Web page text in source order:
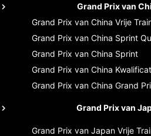
Grand Prix van
Grand Prix van China Vrije
Grand Prix van China Sprint
Grand Prix van China Sprint
Grand Prix van China
Grand Prix van China Grand
Grand Prix van
Grand Prix van Japan Vrije